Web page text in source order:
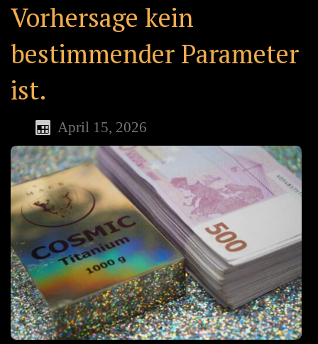
Vorhersage kein
bestimmender Parameter
ist.
April 15, 2026